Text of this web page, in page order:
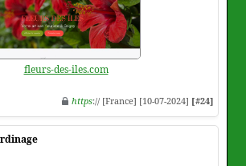
fleurs-des-iles.com
https:// [France] [10-07-2024] [#24]